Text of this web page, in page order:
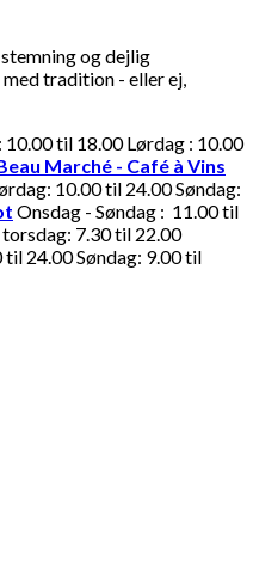
og dejlig
tradition - eller ej,
10.00 til 18.00 Lørdag : 10.00
Marché - Café à Vins
10.00 til 24.00 Søndag:
Onsdag - Søndag : 11.00 til
7.30 til 22.00
24.00 Søndag: 9.00 til